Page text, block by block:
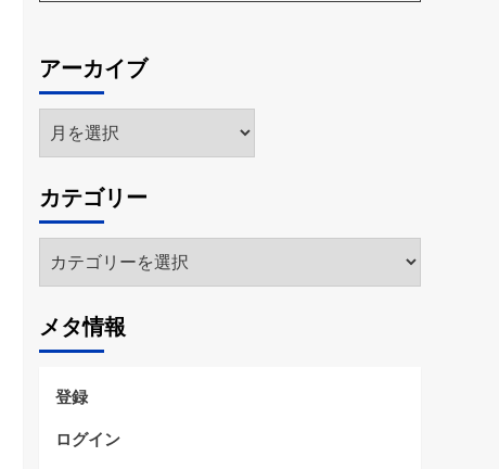
アーカイブ
ア
ー
イ
ブ
カテゴリー
テ
リ
ー
メタ情報
登録
ログイン